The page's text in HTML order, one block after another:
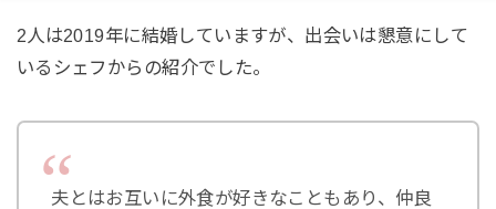
2人は2019年に結婚していますが、出会いは懇意にして
いるシェフからの紹介でした。
夫とはお互いに外食が好きなこともあり、仲良